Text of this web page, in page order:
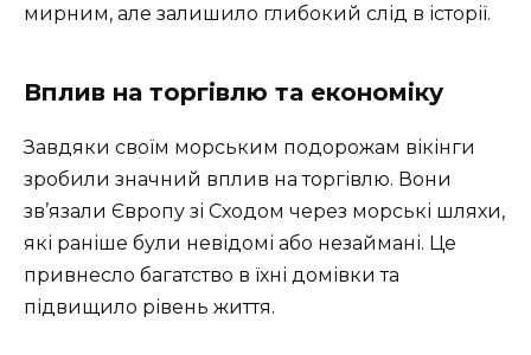
мирним, але залишило глибокий слід в історії.
Вплив на торгівлю та економіку
Завдяки своїм морським подорожам вікінги
зробили значний вплив на торгівлю. Вони
зв’язали Європу зі Сходом через морські шляхи,
які раніше були невідомі або незаймані. Це
привнесло багатство в їхні домівки та
підвищило рівень життя.